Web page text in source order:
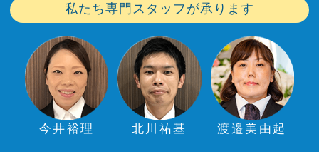
私たち専門スタッフが承ります
今井裕理 北川祐基 渡邉美由起